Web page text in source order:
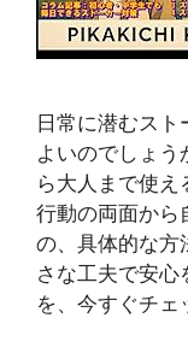
日常に潜むス
よいのでしょ
ら大人まで使
行動の両面から
の、具体的な方
さな工夫で安心
を、今すぐチェ